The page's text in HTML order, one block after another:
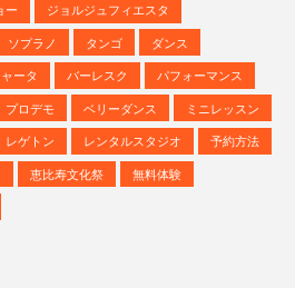
ー
ジョルジュフィエスタ
ソプラノ タンゴ
ダンス
ータ バーレスク
パフォーマンス
プロデモ ベリーダンス
ミニレッスン
レゲトン レンタルスタジオ
予約方法
恵比寿文化祭
無料体験